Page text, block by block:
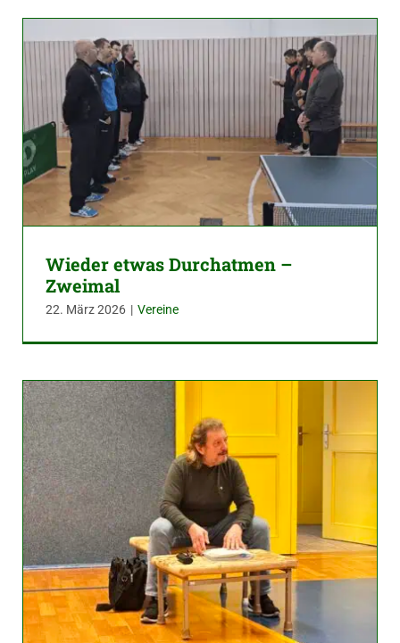
Wieder etwas Durchatmen –
Zweimal
22. März 2026 | Vereine